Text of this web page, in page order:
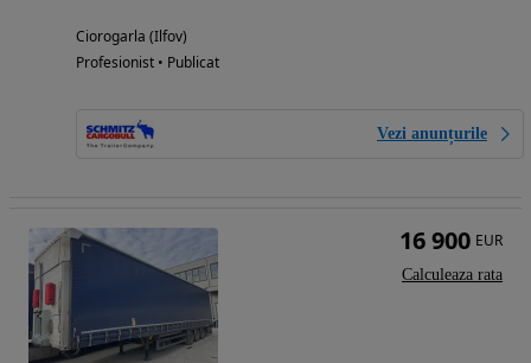
Ciorogarla (Ilfov)
Profesionist • Publicat
Vezi anunțurile
16 900 EUR
Calculeaza rata